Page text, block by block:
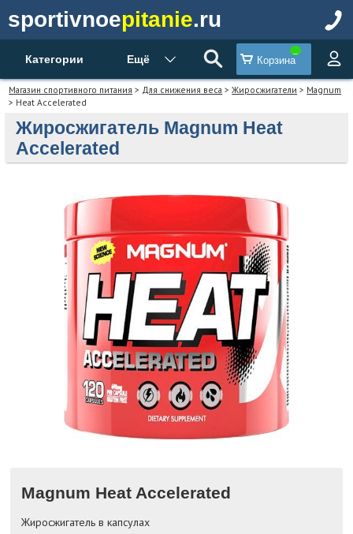
sportivnoepitanie.ru
Категории Ещё Корзина
Магазин спортивного питания > Для снижения веса >Жиросжигатели > Magnum
> Heat Accelerated
Жиросжигатель Magnum Heat
Accelerated
Magnum Heat Accelerated
Жиросжигатель в капсулах